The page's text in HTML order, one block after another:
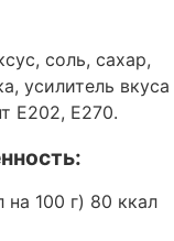
соль, сахар,
усилитель вкуса
Е202, Е270.
на 100 г) 80 ккал